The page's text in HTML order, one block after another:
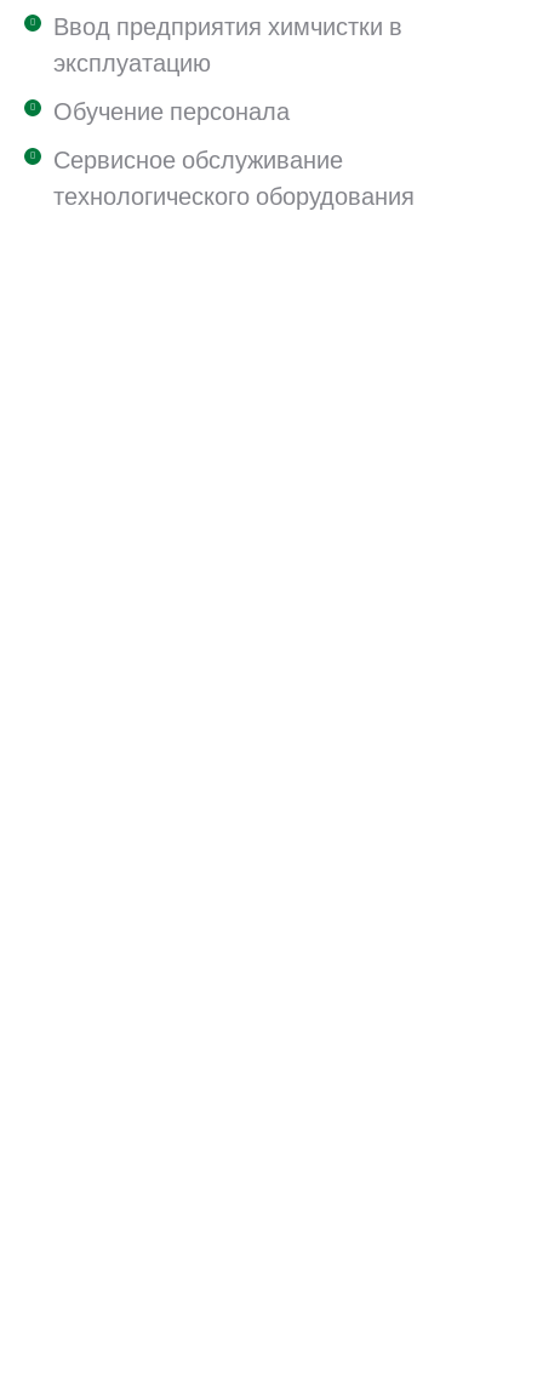
Ввод предприятия химчистки в
эксплуатацию
Обучение персонала
Сервисное обслуживание
технологического оборудования